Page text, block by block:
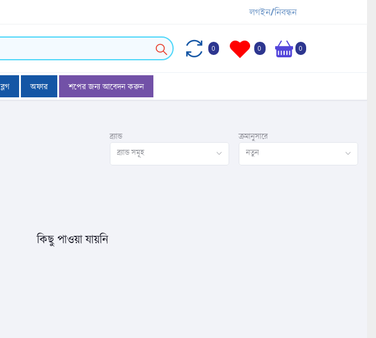
লগইন/নিবন্ধন
0 0 0
ব্লগ অফার শপের জন্য আবেদন করুন
ব্র্যান্ড
ব্র্যান্ড সমূহ
ক্রমানুসারে
নতুন
কিছু পাওয়া যায়নি